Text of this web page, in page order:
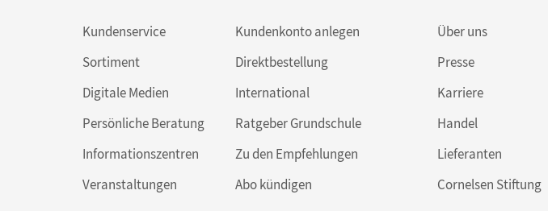
Kundenservice
Sortiment
Digitale Medien
Persönliche Beratung
Informationszentren
Veranstaltungen
Kundenkonto anlegen
Direktbestellung
International
Ratgeber Grundschule
Zu den Empfehlungen
Abo kündigen
Über uns
Presse
Karriere
Handel
Lieferanten
Cornelsen Stiftung